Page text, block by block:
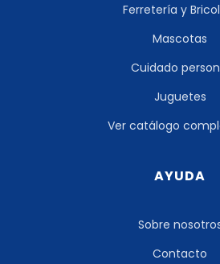
Ferretería y
Mascotas
Cuidado
Juguetes
Ver catálogo
AYUDA
Sobre
Contacto